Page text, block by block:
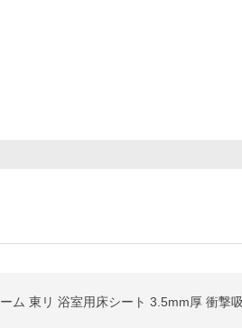
ム 東リ 浴室用床シート 3.5mm厚 衝撃